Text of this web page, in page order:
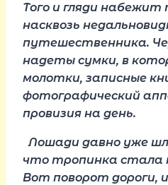
Того и гляди
насквозь
путешественника.
надеты сумки, в
молотки, записные
фотографический
провизия на день.
Лошади давно уже
что тропинка стала
Вот поворот дороги,